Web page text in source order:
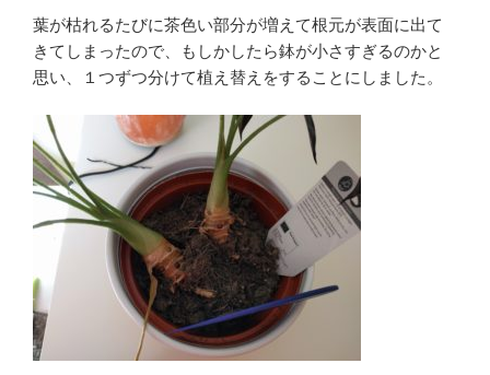
葉が枯れるたびに茶色い部分が増えて根元が表面に出て
きてしまったので、もしかしたら鉢が小さすぎるのかと
思い、１つずつ分けて植え替えをすることにしました。